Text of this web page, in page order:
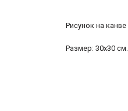
Рисунок на канве
Размер: 30х30 см.